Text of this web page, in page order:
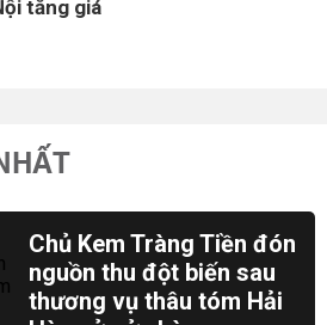
tăng giá
Chủ Kem Tràng Tiền đón
nguồn thu đột biến sau
thương vụ thâu tóm Hải